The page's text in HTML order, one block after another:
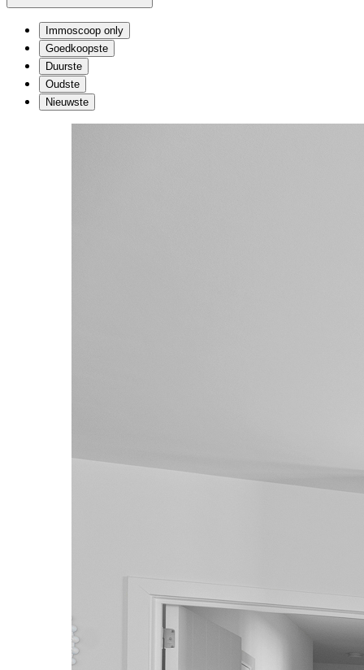
Immoscoop only
Goedkoopste
Duurste
Oudste
Nieuwste